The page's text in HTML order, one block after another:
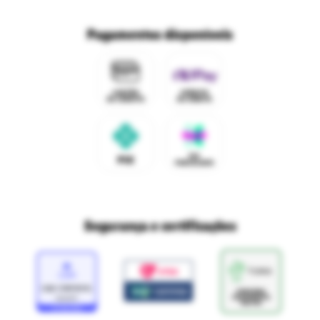
Mapa do site
Navegue na Rihappy
Marcas parceiras
Seja um franqueado
Venda com a gente
Proteja seus dados
Política de Trocas e Devoluções Ri Happy
Termos de uso e navegação
Marketplace - Termos e condições
Compra segura
Aviso sobre cookies
Pagamentos disponíveis
Segurança e certificações